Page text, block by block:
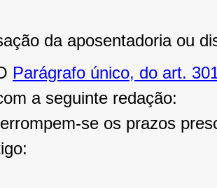
da aposentadoria ou
Parágrafo único, do art.
a seguinte redação:
se os prazos